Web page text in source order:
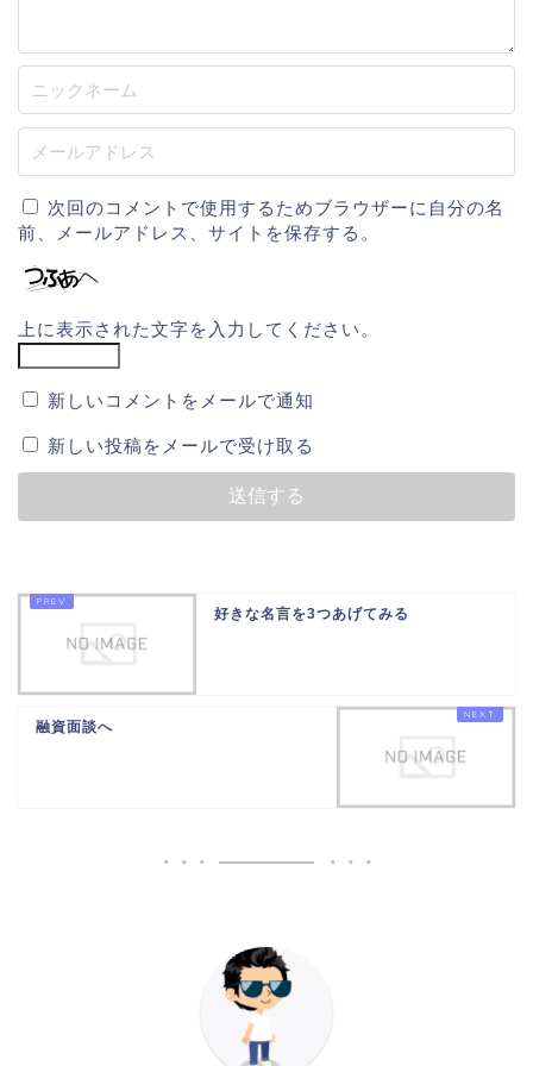
次回のコメントで使用するためブラウザーに自分の名
前、メールアドレス、サイトを保存する。
上に表示された文字を入力してください。
新しいコメントをメールで通知
新しい投稿をメールで受け取る
好きな名言を3つあげてみる
融資面談へ